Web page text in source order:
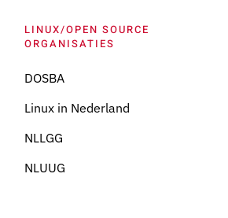
LINUX/OPEN SOURCE
ORGANISATIES
DOSBA
Linux in Nederland
NLLGG
NLUUG